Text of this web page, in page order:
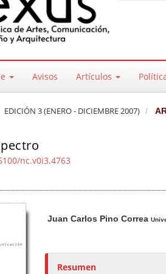
Avisos Artículos
EDICIÓN 3 (ENERO - DICIEMBRE 2007)
nc.v0i3.4763
u
o
Juan Carlos Pino Correa
Resumen